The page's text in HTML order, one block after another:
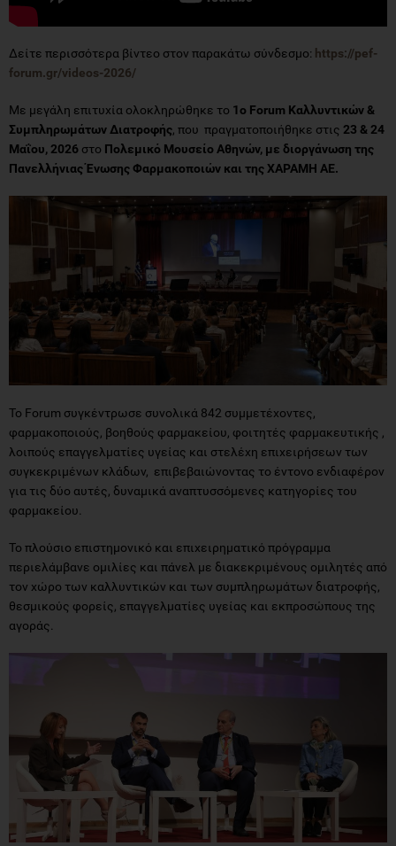
Δείτε περισσότερα βίντεο στον παρακάτω σύνδεσμο: https://pef-
forum.gr/videos-2026/
Με μεγάλη επιτυχία ολοκληρώθηκε το 1ο Forum Καλλυντικών &
Συμπληρωμάτων Διατροφής, που πραγματοποιήθηκε στις 23 & 24
Μαΐου, 2026 στο Πολεμικό Μουσείο Αθηνών, με διοργάνωση της
Πανελλήνιας Ένωσης Φαρμακοποιών και της ΧΑΡΑΜΗ ΑΕ.
Το Forum συγκέντρωσε συνολικά 842 συμμετέχοντες,
φαρμακοποιούς, βοηθούς φαρμακείου, φοιτητές φαρμακευτικής ,
λοιπούς επαγγελματίες υγείας και στελέχη επιχειρήσεων των
συγκεκριμένων κλάδων, επιβεβαιώνοντας το έντονο ενδιαφέρον
για τις δύο αυτές, δυναμικά αναπτυσσόμενες κατηγορίες του
φαρμακείου.
Το πλούσιο επιστημονικό και επιχειρηματικό πρόγραμμα
περιελάμβανε ομιλίες και πάνελ με διακεκριμένους ομιλητές από
τον χώρο των καλλυντικών και των συμπληρωμάτων διατροφής,
θεσμικούς φορείς, επαγγελματίες υγείας και εκπροσώπους της
αγοράς.